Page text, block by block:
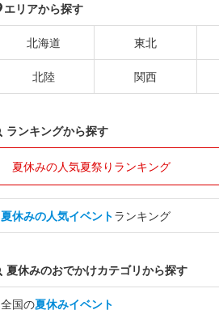
エリアから探す
北海道 東北
北陸 関西
ランキングから探す
夏休みの人気夏祭りランキング
夏休みの人気イベントランキング
夏休みのおでかけカテゴリから探す
全国の夏休みイベント